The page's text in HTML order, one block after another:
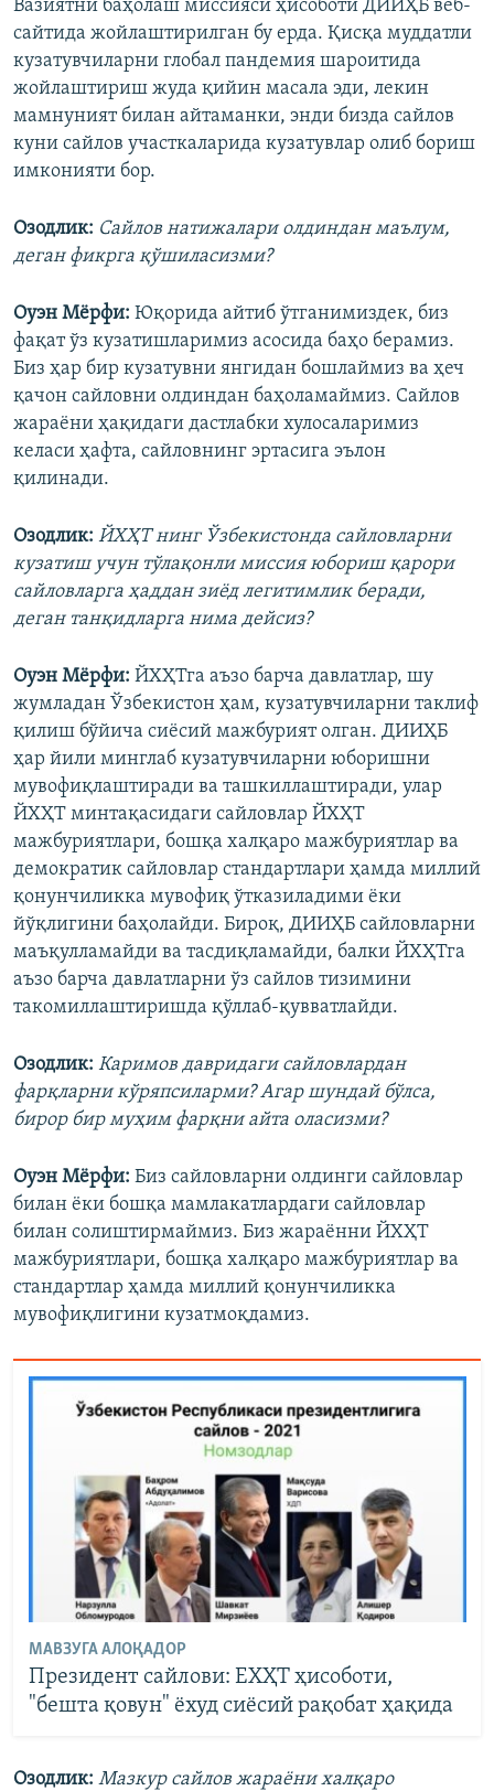
Вазиятни баҳолаш миссияси ҳисоботи ДИИҲБ веб-
сайтида жойлаштирилган бу ерда. Қисқа муддатли
кузатувчиларни глобал пандемия шароитида
жойлаштириш жуда қийин масала эди, лекин
мамнуният билан айтаманки, энди бизда сайлов
куни сайлов участкаларида кузатувлар олиб бориш
имконияти бор.
Озодлик: Сайлов натижалари олдиндан маълум,
деган фикрга қўшиласизми?
Оуэн Мёрфи: Юқорида айтиб ўтганимиздек, биз
фақат ўз кузатишларимиз асосида баҳо берамиз.
Биз ҳар бир кузатувни янгидан бошлаймиз ва ҳеч
қачон сайловни олдиндан баҳоламаймиз. Сайлов
жараёни ҳақидаги дастлабки хулосаларимиз
келаси ҳафта, сайловнинг эртасига эълон
қилинади.
Озодлик: ЙХҲТ нинг Ўзбекистонда сайловларни
кузатиш учун тўлақонли миссия юбориш қарори
сайловларга ҳаддан зиёд легитимлик беради,
деган танқидларга нима дейсиз?
Оуэн Мёрфи: ЙХҲТга аъзо барча давлатлар, шу
жумладан Ўзбекистон ҳам, кузатувчиларни таклиф
қилиш бўйича сиёсий мажбурият олган. ДИИҲБ
ҳар йили минглаб кузатувчиларни юборишни
мувофиқлаштиради ва ташкиллаштиради, улар
ЙХҲТ минтақасидаги сайловлар ЙХҲТ
мажбуриятлари, бошқа халқаро мажбуриятлар ва
демократик сайловлар стандартлари ҳамда миллий
қонунчиликка мувофиқ ўтказиладими ёки
йўқлигини баҳолайди. Бироқ, ДИИҲБ сайловларни
маъқулламайди ва тасдиқламайди, балки ЙХҲТга
аъзо барча давлатларни ўз сайлов тизимини
такомиллаштиришда қўллаб-қувватлайди.
Озодлик: Каримов давридаги сайловлардан
фарқларни кўряпсиларми? Агар шундай бўлса,
бирор бир муҳим фарқни айта оласизми?
Оуэн Мёрфи: Биз сайловларни олдинги сайловлар
билан ёки бошқа мамлакатлардаги сайловлар
билан солиштирмаймиз. Биз жараённи ЙХҲТ
мажбуриятлари, бошқа халқаро мажбуриятлар ва
стандартлар ҳамда миллий қонунчиликка
мувофиқлигини кузатмоқдамиз.
МАВЗУГА АЛОҚАДОР
Президент сайлови: ЕХҲТ ҳисоботи,
"бешта қовун" ёхуд сиёсий рақобат ҳақида
Озодлик: Мазкур сайлов жараёни халқаро